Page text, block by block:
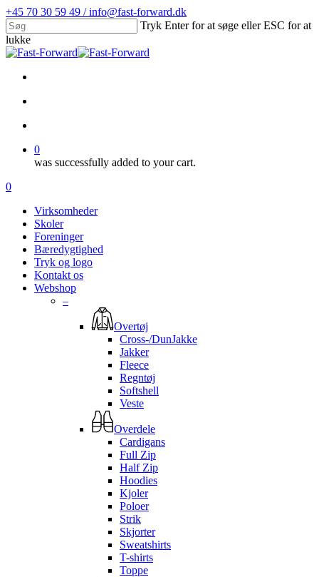
Skip
to
main
content
+45 70 30 59 49 / info@fast-forward.dk
Tryk Enter for at søge eller ESC for at
lukke
Close
0
was successfully added to your cart.
Menu
search
account
0
Virksomheder
Skoler
Foreninger
Bæredygtighed
Tryk og logo
Kontakt os
Webshop
–
Overtøj
Cross-/DunJakke
Jakker
Fleece
Regntøj
Softshell
Veste
Overdele
Cardigans
Full Zip
Half Zip
Hoodies
Kjoler
Poloer
Strik
Skjorter
Sweatshirts
T-shirts
Toppe